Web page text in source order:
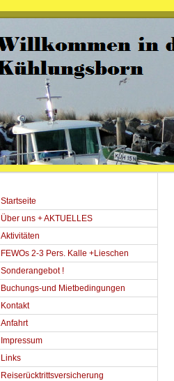
Startseite
Über uns + AKTUELLES
Aktivitäten
FEWOs 2-3 Pers. Kalle +Lieschen
Sonderangebot !
Buchungs-und Mietbedingungen
Kontakt
Anfahrt
Impressum
Links
Reiserücktrittsversicherung